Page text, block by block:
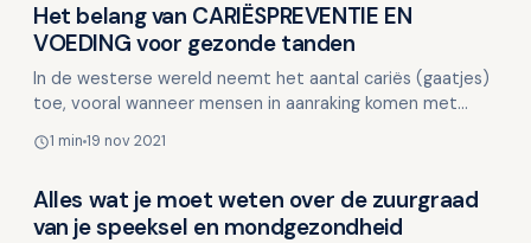
Voeding en mondgezondheid
Het belang van CARIËSPREVENTIE EN
VOEDING voor gezonde tanden
In de westerse wereld neemt het aantal cariës (gaatjes)
toe, vooral wanneer mensen in aanraking komen met
1 min 19 nov 2021
Voeding en mondgezondheid
Alles wat je moet weten over de zuurgraad
van je speeksel en mondgezondheid